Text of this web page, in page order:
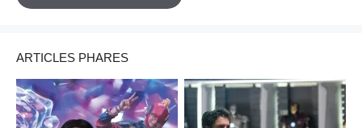
ARTICLES PHARES